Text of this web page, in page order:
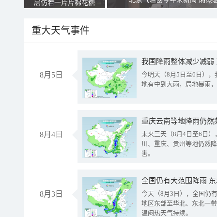
层仿若一片片棉花糖
重大天气事件
8月5日
我国降雨整体减少减弱
今明天（8月5日至6日）
地有中到大雨，局地暴雨
8月4日
重庆云南等地降雨仍然
未来三天（8月4日至6日
川、重庆、贵州等地仍然
害。
8月3日
全国仍有大范围降雨
今天（8月3日），全国仍
地区东部至华北、东北一
温闷热天气持续。